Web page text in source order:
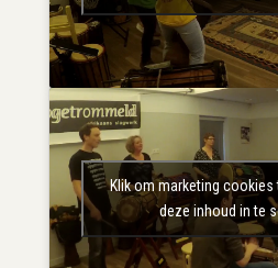
Klik om marketing
deze inhoud in te